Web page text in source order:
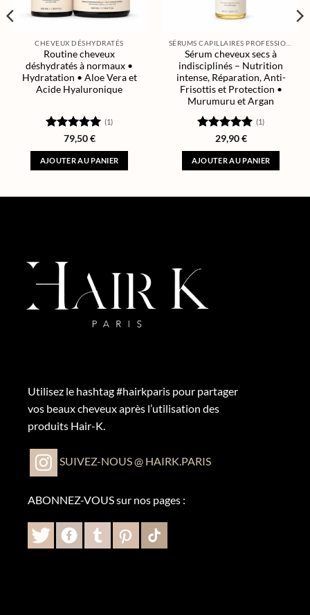
CHEVEUX DÉSHYDRATÉS
Routine cheveux
déshydratés à normaux •
Hydratation • Aloe Vera et
Acide Hyaluronique
Note5sur
5
(1)
79,50€
AJOUTER AU PANIER
Sérum cheveux secs à
indisciplinés – Nutrition
intense, Réparation, Anti-
Frisottis et Protection •
Murumuru et Argan
Note5sur
5
(1)
29,90€
AJOUTER AU PANIER
Utilisez le hashtag #hairkparis pour partager
vos beaux cheveux après l’utilisation des
produits Hair-K.
SUIVEZ-NOUS @ HAIRK.PARIS
ABONNEZ-VOUS sur nos pages :